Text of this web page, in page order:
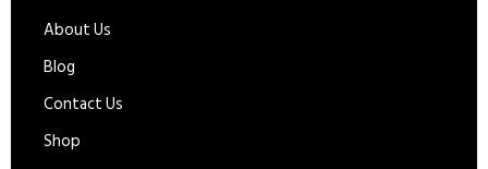
About Us
Blog
Contact Us
Shop